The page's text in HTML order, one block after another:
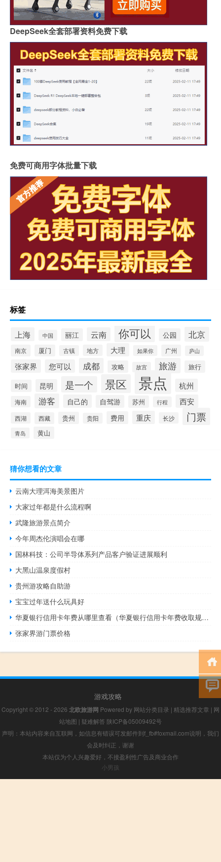
DeepSeek全套部署资料免费下载
免费可商用字体批量下载
标签
上海 中国 丽江 云南 你可以 公园 北京
南京 厦门 古镇 地方 大理 如果你 广州 庐山
张家界 您可以 成都 攻略 故宫 旅游 旅行
时间 昆明 是一个 景区 景点 杭州
海南 游客 自己的 自驾游 苏州 行程 西安
西湖 西藏 贵州 贵阳 费用 重庆 长沙 门票
青岛 黄山
猜你想看的文章
云南大理洱海美景图片
大家过年都是什么流程啊
武隆旅游景点简介
今年周杰伦演唱会在哪
国林科技：公司半导体系列产品客户验证进展顺利
大黑山温泉度假村
贵州游攻略自助游
宝宝过年送什么玩具好
华夏银行信用卡年费从哪里查看（华夏银行信用卡年费收取规则有哪些）
张家界游门票价格
游戏攻略
Copyright © 2012 - 2026 北欧旅游网 Powered by 网站分类目录 | 精选推荐文章 | 网
站地图 | 疑难解答 陕ICP备05009492号
声明：本站内容来自互联网，如信息有错误可发邮件到f_fb#foxmail.com说明，我们
会及时纠正，谢谢
本站仅为个人兴趣爱好，不接盈利性广告及商业合作
小男孩